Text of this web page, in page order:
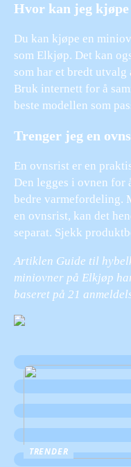
Hvor kan jeg
Du kan kjøpe en
som Elkjøp. Det kan
som har et bredt
Bruk internett for å
beste modellen som
Trenger jeg en
En ovnsrist er en
Den legges i ovnen for
bedre varmefordeling.
en ovnsrist, kan det
separat. Sjekk
Artiklen Guide til
miniovner på Elkjøp
baseret på 21
TRENDER